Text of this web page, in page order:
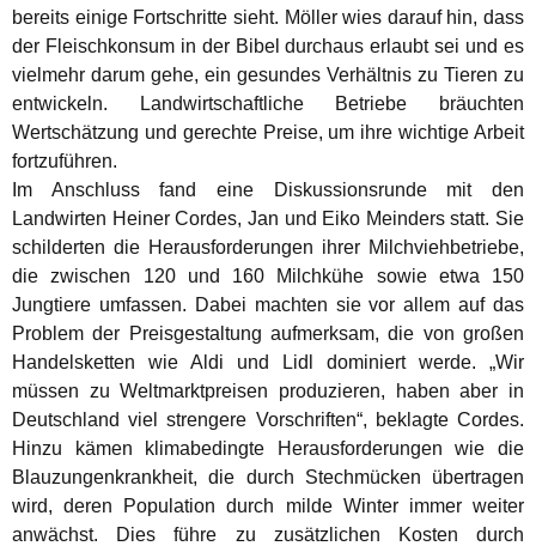
bereits einige Fortschritte sieht. Möller wies darauf hin, dass
der Fleischkonsum in der Bibel durchaus erlaubt sei und es
vielmehr darum gehe, ein gesundes Verhältnis zu Tieren zu
entwickeln. Landwirtschaftliche Betriebe bräuchten
Wertschätzung und gerechte Preise, um ihre wichtige Arbeit
fortzuführen.
Im Anschluss fand eine Diskussionsrunde mit den
Landwirten Heiner Cordes, Jan und Eiko Meinders statt. Sie
schilderten die Herausforderungen ihrer Milchviehbetriebe,
die zwischen 120 und 160 Milchkühe sowie etwa 150
Jungtiere umfassen. Dabei machten sie vor allem auf das
Problem der Preisgestaltung aufmerksam, die von großen
Handelsketten wie Aldi und Lidl dominiert werde. „Wir
müssen zu Weltmarktpreisen produzieren, haben aber in
Deutschland viel strengere Vorschriften“, beklagte Cordes.
Hinzu kämen klimabedingte Herausforderungen wie die
Blauzungenkrankheit, die durch Stechmücken übertragen
wird, deren Population durch milde Winter immer weiter
anwächst. Dies führe zu zusätzlichen Kosten durch